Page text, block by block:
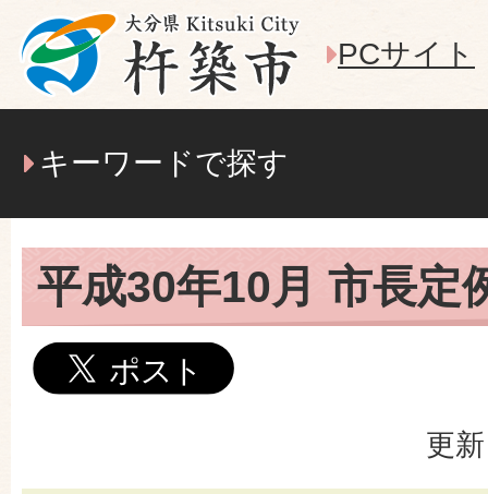
PCサイト
キーワードで探す
平成30年10月 市長定
更